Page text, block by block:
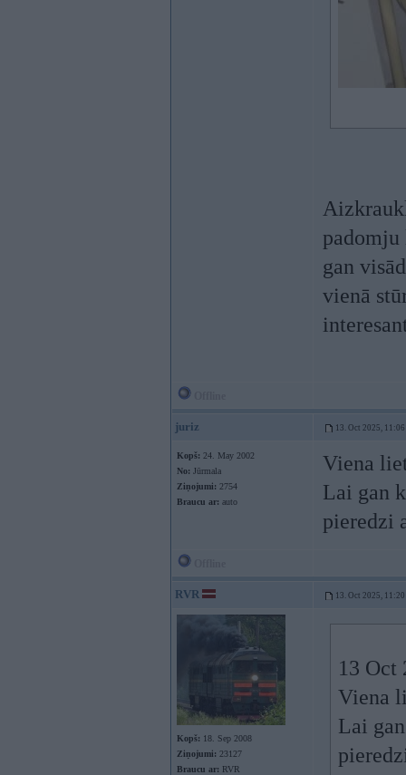
padomju
gan
vienā
juriz 13. Oct 2025, 11:06
Kopš: 24. May 2002
No: Jūrmala
Ziņojumi: 2754
Braucu ar: auto
Viena
Lai gan
pieredzi
RVR 13. Oct 2025, 11:20
Kopš: 18. Sep 2008
Ziņojumi: 23127
Braucu ar: RVR
13 Oct
Viena
Lai